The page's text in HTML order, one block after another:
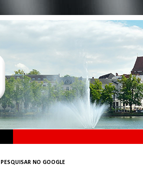
PESQUISAR NO GOOGLE